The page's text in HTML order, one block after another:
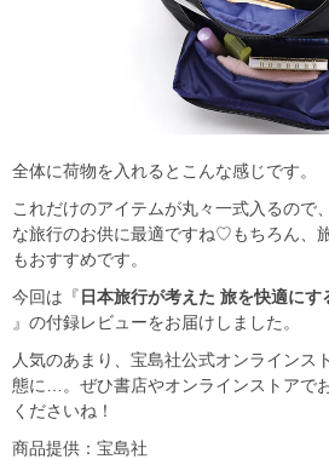
全体に荷物を入れるとこんな感じです。
これだけのアイテムが丸々一式入るので
な旅行のお供に最適ですね♡もちろん、
もおすすめです。
今回は『 日本旅行が考えた 旅を快適に
』の付録レビューをお届けしました。
人気のあまり、宝島社公式オンラインス
態に…。ぜひ書店やオンラインストアで
くださいね！
商品提供：宝島社